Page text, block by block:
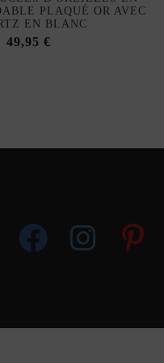
PLAQUÉ OR AVEC
EN BLANC
49,95 €